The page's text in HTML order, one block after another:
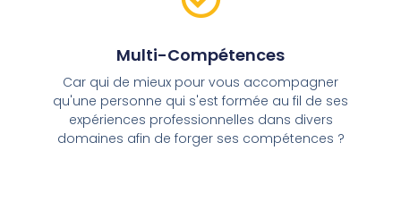
Multi-Compétences
Car qui de mieux pour vous accompagner
qu'une personne qui s'est formée au fil de ses
expériences professionnelles dans divers
domaines afin de forger ses compétences ?